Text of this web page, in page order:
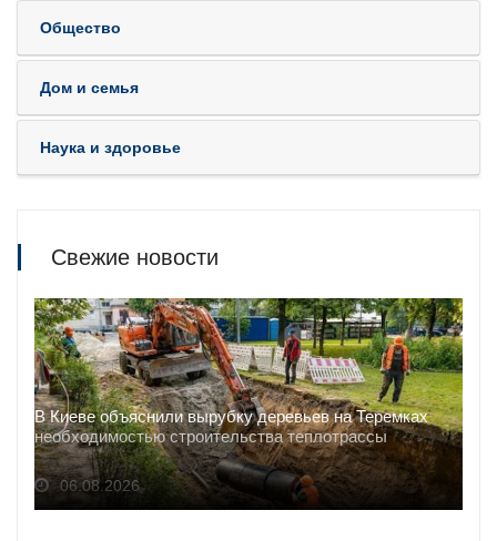
Общество
Дом и семья
Наука и здоровье
Свежие новости
В Киеве объяснили вырубку деревьев на Теремках
необходимостью строительства теплотрассы
06.08.2026